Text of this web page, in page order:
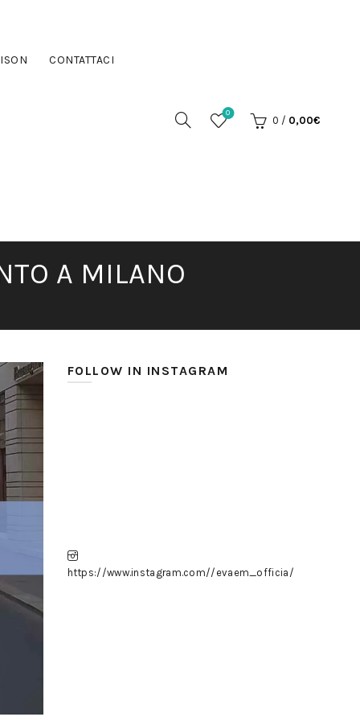
CONTATTACI
0
0 / 0,00€
A MILANO
FOLLOW IN INSTAGRAM
https://www.instagram.com//evaem_officia/